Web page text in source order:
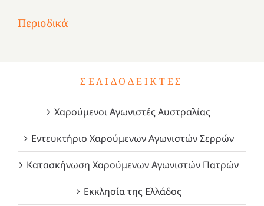
Περιοδικά
1821
Δεκέμβριος
2023!
Μάιος
2023!
Μάρτιος
2023!
ΣΕΛΙΔΟΔΕΊΚΤΕΣ
Χαρούμενοι Αγωνιστές Αυστραλίας
Εντευκτήριο Χαρούμενων Αγωνιστών Σερρών
Κατασκήνωση Χαρούμενων Αγωνιστών Πατρών
Εκκλησία της Ελλάδος